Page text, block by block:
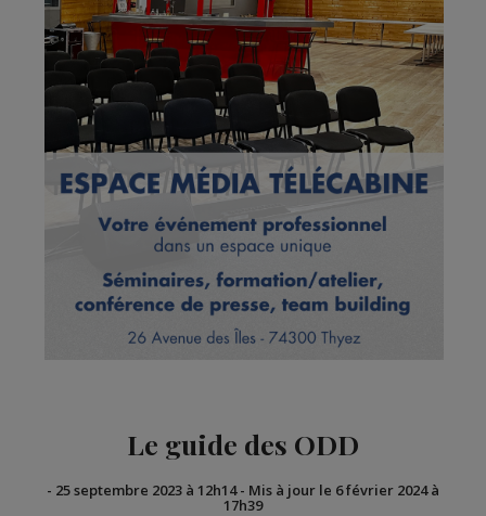
Le guide des ODD
- 25 septembre 2023 à 12h14- Mis à jour le 6 février 2024 à
17h39